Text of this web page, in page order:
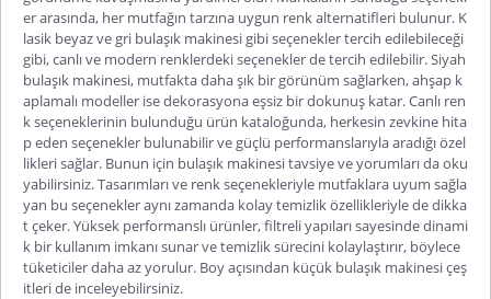
er arasında, her mutfağın tarzına uygun renk alternatifleri bulunur. K
lasik beyaz ve gri bulaşık makinesi gibi seçenekler tercih edilebileceği
gibi, canlı ve modern renklerdeki seçenekler de tercih edilebilir. Siyah
bulaşık makinesi, mutfakta daha şık bir görünüm sağlarken, ahşap k
aplamalı modeller ise dekorasyona eşsiz bir dokunuş katar. Canlı ren
k seçeneklerinin bulunduğu ürün kataloğunda, herkesin zevkine hita
p eden seçenekler bulunabilir ve güçlü performanslarıyla aradığı özel
likleri sağlar. Bunun için bulaşık makinesi tavsiye ve yorumları da oku
yabilirsiniz. Tasarımları ve renk seçenekleriyle mutfaklara uyum sağla
yan bu seçenekler aynı zamanda kolay temizlik özellikleriyle de dikka
t çeker. Yüksek performanslı ürünler, filtreli yapıları sayesinde dinami
k bir kullanım imkanısunar ve temizlik sürecini kolaylaştırır, böylece
tüketiciler daha az yorulur. Boy açısından küçük bulaşık makinesiçeş
itleri de inceleyebilirsiniz.